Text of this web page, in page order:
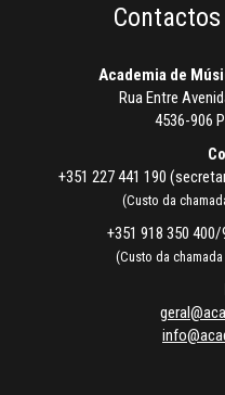
Academia de
Rua Entre
4536-906
+351 227 441 190
(Custo da
+351 918 350
(Custo da